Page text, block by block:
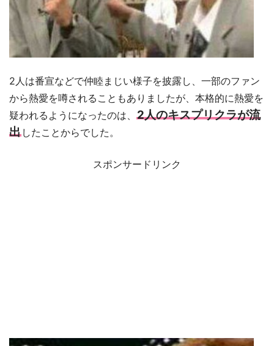
2人は番宣などで仲睦まじい様子を披露し、一部のファン
から熱愛を噂されることもありましたが、本格的に熱愛を
疑われるようになったのは、 2人のキスプリクラが流
出 したことからでした。
スポンサードリンク